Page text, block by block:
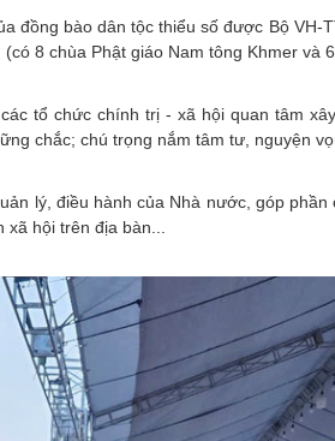
đồng bào dân tộc thiểu số được Bộ VH-
8 chùa Phật giáo Nam tông Khmer và
tổ chức chính trị - xã hội quan tâm
chắc; chú trọng nắm tâm tư, nguyện
lý, điều hành của Nhà nước, góp phần
hội trên địa bàn...